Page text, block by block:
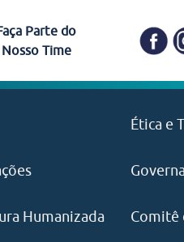
Ética e
Humanizada Comitê
Carapicuíba
pelo CEJAM e(11) 97646‑2537
Parte do
Nosso Time
visão e